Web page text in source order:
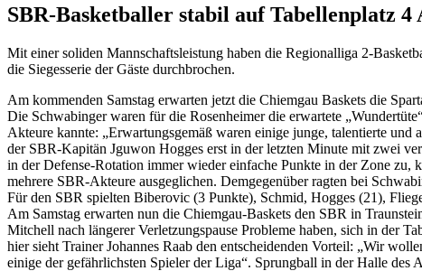
SBR-Basketballer stabil auf Tabellenplatz 4
Mit einer soliden Mannschaftsleistung haben die Regionalliga 2-
die Siegesserie der Gäste durchbrochen.
Am kommenden Samstag erwarten jetzt die Chiemgau Baskets die
Die Schwabinger waren für die Rosenheimer die erwartete
Akteure kannte: „Erwartungsgemäß waren einige junge, talentierte
der SBR-Kapitän Jguwon Hogges erst in der letzten Minute mit zwei
in der Defense-Rotation immer wieder einfache Punkte in der Zone zu,
mehrere SBR-Akteure ausgeglichen. Demgegenüber ragten bei
Für den SBR spielten Biberovic (3 Punkte), Schmid, Hogges (21),
Am Samstag erwarten nun die Chiemgau-Baskets den SBR in
Mitchell nach längerer Verletzungspause Probleme haben, sich in der
hier sieht Trainer Johannes Raab den entscheidenden Vorteil: „Wir
einige der gefährlichsten Spieler der Liga“. Sprungball in der Halle des